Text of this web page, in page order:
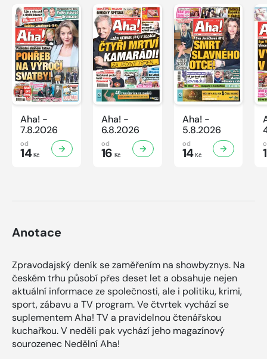
Aha! -
7.8.2026
od
14Kč
Aha! -
6.8.2026
od
16 Kč
Aha! -
5.8.2026
od
14Kč
Anotace
Zpravodajský deník se zaměřením na showbyznys. Na
českém trhu působí přes deset let a obsahuje nejen
aktuální informace ze společnosti, ale i politiku, krimi,
sport, zábavu a TV program. Ve čtvrtek vychází se
suplementem Aha! TV a pravidelnou čtenářskou
kuchařkou. V neděli pak vychází jeho magazínový
sourozenec Nedělní Aha!